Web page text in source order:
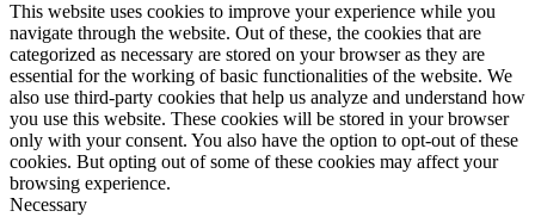
This website uses cookies to improve your experience while you
navigate through the website. Out of these, the cookies that are
categorized as necessary are stored on your browser as they are
essential for the working of basic functionalities of the website. We
also use third-party cookies that help us analyze and understand how
you use this website. These cookies will be stored in your browser
only with your consent. You also have the option to opt-out of these
cookies. But opting out of some of these cookies may affect your
browsing experience.
Necessary